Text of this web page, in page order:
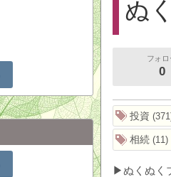
ぬ
フォロ
0
投資 371
相続 11
▶ぬくぬく